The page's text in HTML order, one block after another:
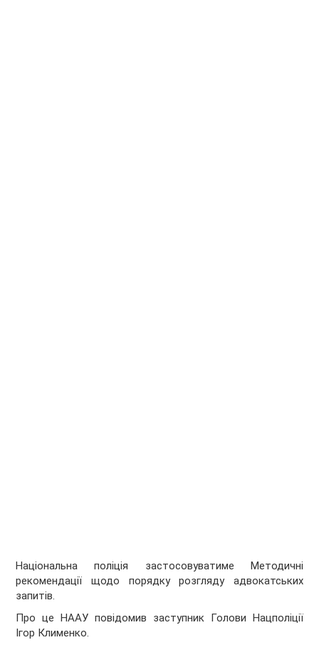
Національна поліція застосовуватиме Методичні
рекомендації щодо порядку розгляду адвокатських
запитів.
Про це НААУ повідомив заступник Голови Нацполіції
Ігор Клименко.